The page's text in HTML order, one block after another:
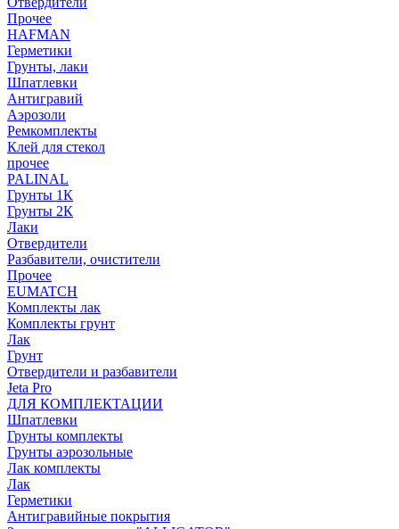
Прочее
HAFMAN
Герметики
Грунты, лаки
Шпатлевки
Антигравий
Аэрозоли
Ремкомплекты
Клей для стекол
прочее
PALINAL
Грунты 1К
Грунты 2К
Лаки
Отвердители
Разбавители, очистители
Прочее
EUMATCH
Комплекты лак
Комплекты грунт
Лак
Грунт
Отвердители и разбавители
Jeta Pro
ДЛЯ КОМПЛЕКТАЦИИ
Шпатлевки
Грунты комплекты
Грунты аэрозольные
Лак комплекты
Лак
Герметики
Антигравийные покрытия